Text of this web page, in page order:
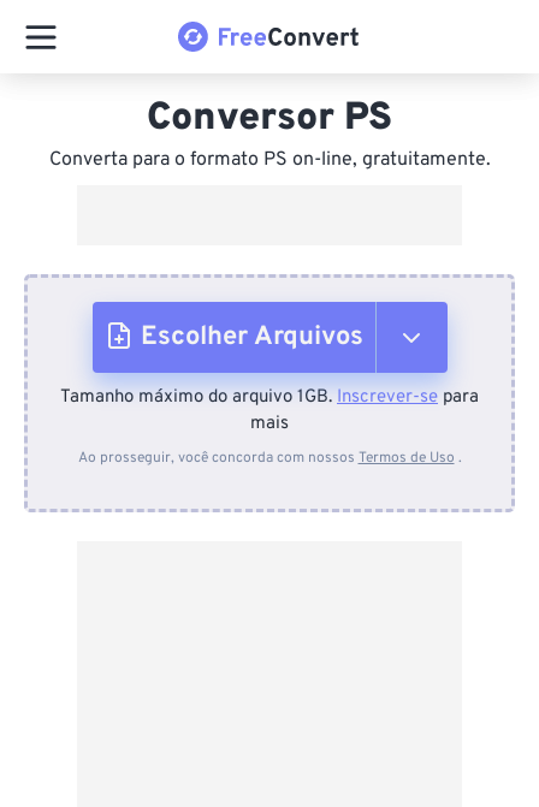
Conversor PS
Converta para o formato PS on-line, gratuitamente.
Escolher Arquivos
Do dispositivo
Tamanho máximo do arquivo 1GB. Inscrever-se para
mais
Ao prosseguir, você concorda com nossos Termos de Uso .